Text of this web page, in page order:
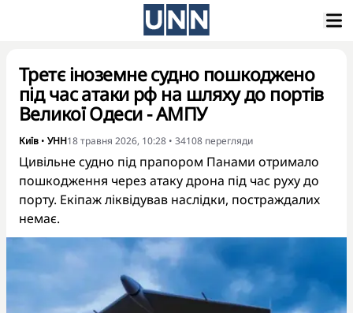
Третє іноземне судно пошкоджено
під час атаки рф на шляху до портів
Великої Одеси - АМПУ
Київ • УНН18 травня 2026, 10:28 • 34108 перегляди
Цивільне судно під прапором Панами отримало
пошкодження через атаку дрона під час руху до
порту. Екіпаж ліквідував наслідки, постраждалих
немає.